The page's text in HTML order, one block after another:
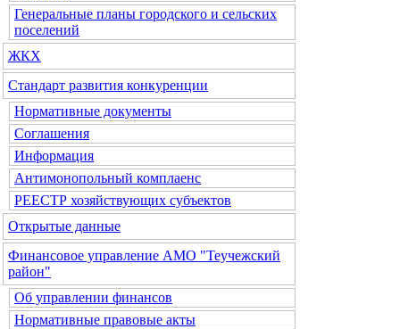
Генеральные планы городского и сельских
поселений
ЖКХ
Стандарт развития конкуренции
Нормативные документы
Соглашения
Информация
Антимонопольный комплаенс
РЕЕСТР хозяйствующих субъектов
Открытые данные
Финансовое управление АМО "Теучежский
район"
Об управлении финансов
Нормативные правовые акты